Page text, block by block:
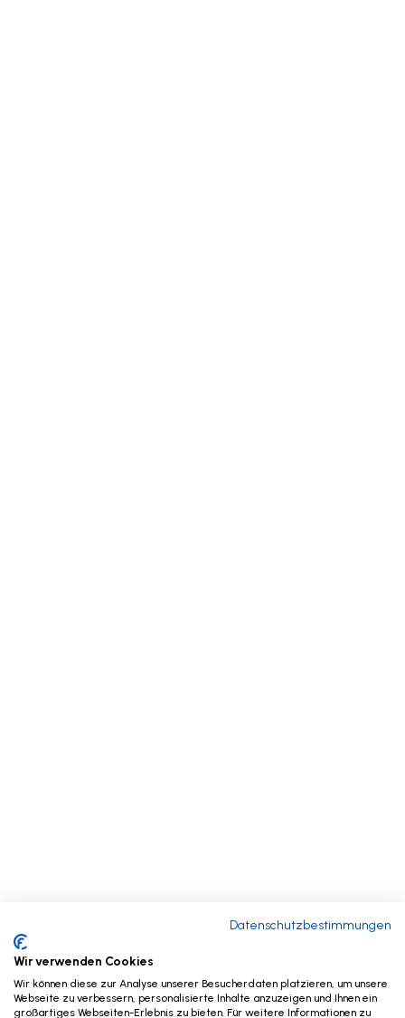
Datenschutzbestimmungen
Wir verwenden Cookies
Wir können diese zur Analyse unserer Besucherdaten platzieren, um unsere
Webseite zu verbessern, personalisierte Inhalte anzuzeigen und Ihnen ein
großartiges Webseiten-Erlebnis zu bieten. Für weitere Informationen zu